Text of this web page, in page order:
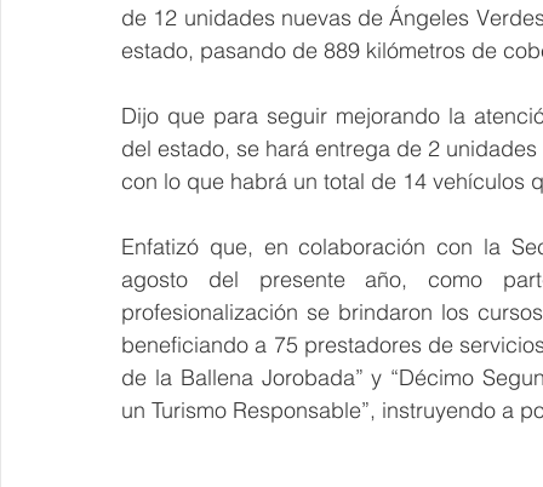
de 12 unidades nuevas de Ángeles
estado, pasando de 889 kilómetros de
Dijo que para seguir mejorando la
del estado, se hará entrega de 2
con lo que habrá un total de 14 vehículos
Enfatizó que, en colaboración con la
agosto del presente año, como
profesionalización se brindaron los
beneficiando a 75 prestadores de
de la Ballena Jorobada” y “Décimo
un Turismo Responsable”, instruyendo a